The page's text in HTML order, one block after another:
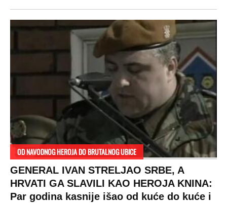
OD NAVODNOG HEROJA DO BRUTALNOG UBICE
GENERAL IVAN STRELJAO SRBE, A
HRVATI GA SLAVILI KAO HEROJA KNINA:
Par godina kasnije išao od kuće do kuće i